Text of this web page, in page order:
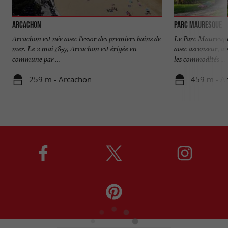
Arcachon
Arcachon est née avec l’essor des premiers bains de
mer. Le 2 mai 1857, Arcachon est érigée en
commune par ...
259 m - Arcachon
Parc Mauresque
Le Parc
avec ascenseur,
les commodités ...
459 m -